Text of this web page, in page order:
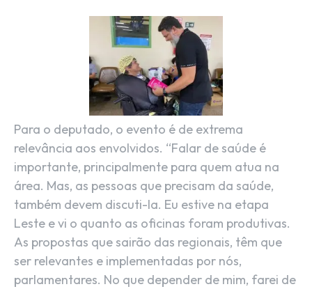
Para o deputado, o evento é de extrema
relevância aos envolvidos. “Falar de saúde é
importante, principalmente para quem atua na
área. Mas, as pessoas que precisam da saúde,
também devem discuti-la. Eu estive na etapa
Leste e vi o quanto as oficinas foram produtivas.
As propostas que sairão das regionais, têm que
ser relevantes e implementadas por nós,
parlamentares. No que depender de mim, farei de